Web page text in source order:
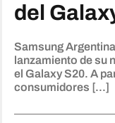
Celulares
Informes Especiales
Anuncie
Contacto
del
Samsung
lanzamiento de su
el Galaxy S20. A
consumidores [...]